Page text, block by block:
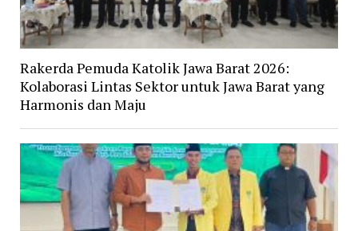
Rakerda Pemuda Katolik Jawa Barat 2026:
Kolaborasi Lintas Sektor untuk Jawa Barat yang
Harmonis dan Maju